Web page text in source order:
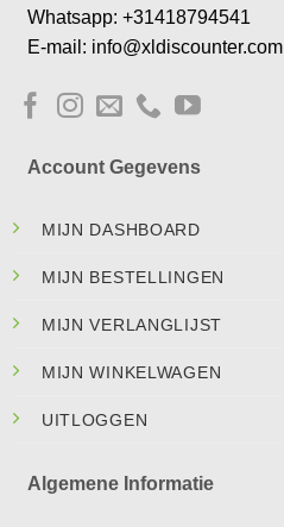
Whatsapp: +31418794541
E-mail: info@xldiscounter.com
Account Gegevens
MIJN DASHBOARD
MIJN BESTELLINGEN
MIJN VERLANGLIJST
MIJN WINKELWAGEN
UITLOGGEN
Algemene Informatie